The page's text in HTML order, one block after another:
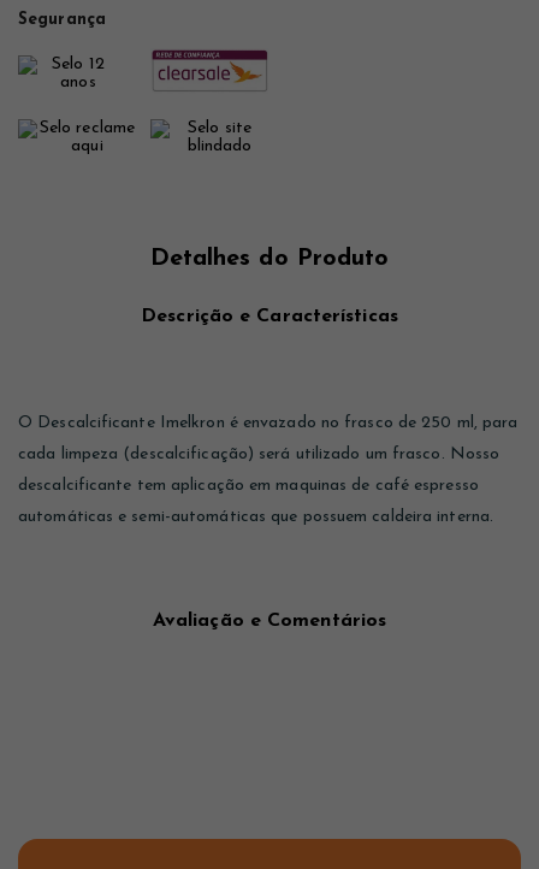
Segurança
Detalhes do Produto
Descrição e Características
O Descalcificante Imelkron é envazado no frasco de 250 ml, para
cada limpeza (descalcificação) será utilizado um frasco. Nosso
descalcificante tem aplicação em maquinas de café espresso
automáticas e semi-automáticas que possuem caldeira interna.
Avaliação e Comentários